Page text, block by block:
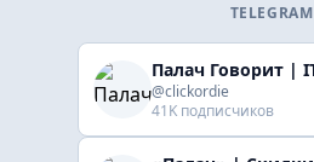
TELEGRAM
@clickordie
41K подписчиков